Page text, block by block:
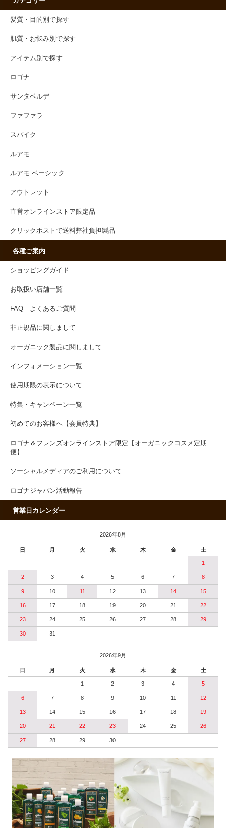
髪質・目的別で探す
肌質・お悩み別で探す
アイテム別で探す
ロゴナ
サンタベルデ
ファファラ
スパイク
ルアモ
ルアモ ベーシック
アウトレット
直営オンラインストア限定品
クリックポストで送料弊社負担製品
各種ご案内
ショッピングガイド
お取扱い店舗一覧
FAQ よくあるご質問
非正規品に関しまして
オーガニック製品に関しまして
インフォメーション一覧
使用期限の表示について
特集・キャンペーン一覧
初めてのお客様へ【会員特典】
ロゴナ＆フレンズオンラインストア限定【オーガニックコスメ定期
便】
ソーシャルメディアのご利用について
ロゴナジャパン活動報告
営業日カレンダー
2026年8月
日 月 火 水 木 金 土
1
2 3 4 5 6 7 8
9 10 11 12 13 14 15
16 17 18 19 20 21 22
23 24 25 26 27 28 29
30 31
2026年9月
日 月 火 水 木 金 土
1 2 3 4 5
6 7 8 9 10 11 12
13 14 15 16 17 18 19
20 21 22 23 24 25 26
27 28 29 30